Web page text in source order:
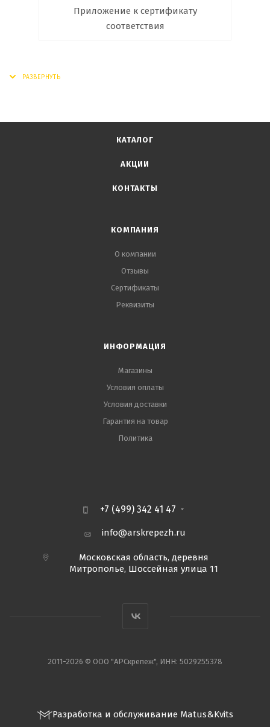
Приложение к сертификату
соответствия
КАТАЛОГ
АКЦИИ
КОНТАКТЫ
КОМПАНИЯ
О компании
Отзывы
Сертификаты
Реквизиты
ИНФОРМАЦИЯ
Магазины
Условия оплаты
Условия доставки
Гарантия на товар
Политика
+7 (499) 342 41 47
info@arskrepezh.ru
Московская область, деревня
Митрополье, Шоссейная улица 11
2011-2026 © ООО "АРСкрепеж", ИНН: 5029255378
Разработка и обслуживание Matus&Kvits